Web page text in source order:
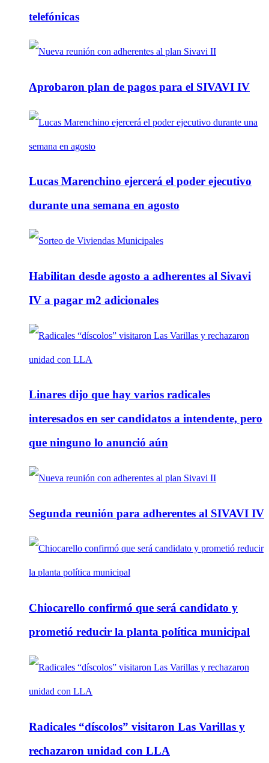
telefónicas
Aprobaron plan de pagos para el SIVAVI IV
Lucas Marenchino ejercerá el poder ejecutivo
durante una semana en agosto
Habilitan desde agosto a adherentes al Sivavi
IV a pagar m2 adicionales
Linares dijo que hay varios radicales
interesados en ser candidatos a intendente, pero
que ninguno lo anunció aún
Segunda reunión para adherentes al SIVAVI IV
Chiocarello confirmó que será candidato y
prometió reducir la planta política municipal
Radicales “díscolos” visitaron Las Varillas y
rechazaron unidad con LLA